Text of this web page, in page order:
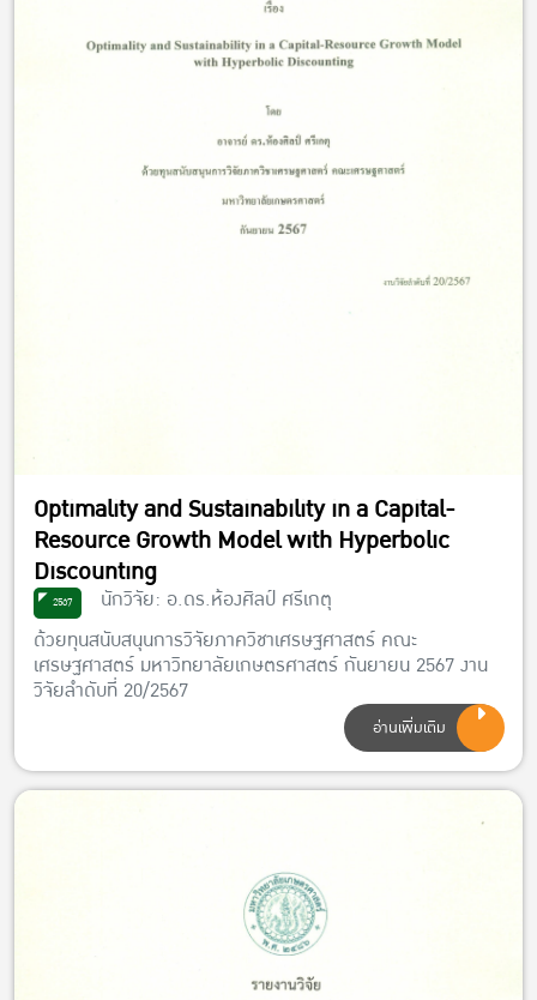
Optimality and Sustainability in a Capital-
Resource Growth Model with Hyperbolic
Discounting
2567
นักวิจัย: อ.ดร.ห้องศิลป์ ศรีเกตุ
ด้วยทุนสนับสนุนการวิจัยภาควิชาเศรษฐศาสตร์ คณะ
เศรษฐศาสตร์ มหาวิทยาลัยเกษตรศาสตร์ กันยายน 2567 งาน
วิจัยลำดับที่ 20/2567
อ่านเพิ่มเติม